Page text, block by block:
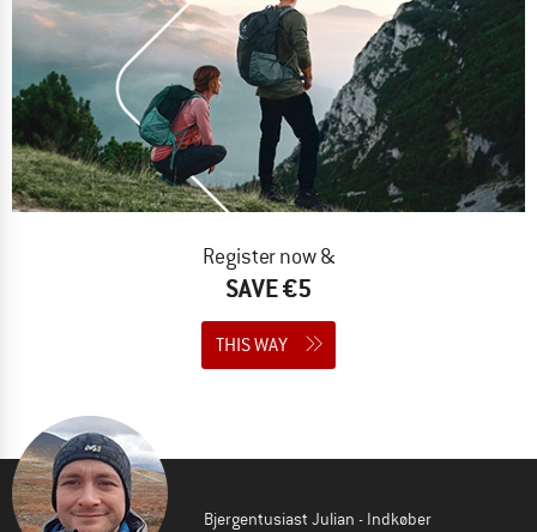
Register now &
SAVE €5
THIS WAY
Bjergentusiast Julian - Indkøber